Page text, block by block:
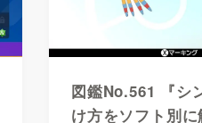
図鑑No.561 『シ
け方をソフト別